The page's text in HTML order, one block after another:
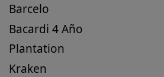
Barcelo
Bacardi 4 Año
Plantation
Kraken